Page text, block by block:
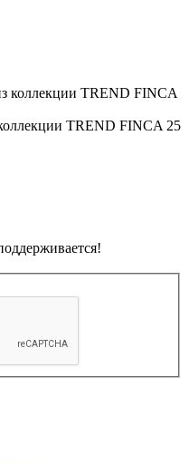
TREND FINCA 25